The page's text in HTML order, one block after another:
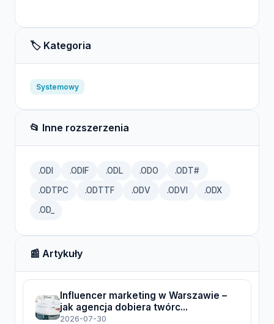
🏷️ Kategoria
Systemowy
📂 Inne rozszerzenia
.ODI .ODIF .ODL .ODO .ODT#
.ODTPC .ODTTF .ODV .ODVI .ODX
.OD_
📰 Artykuły
Influencer marketing w Warszawie –
jak agencja dobiera twórc...
2026-07-30